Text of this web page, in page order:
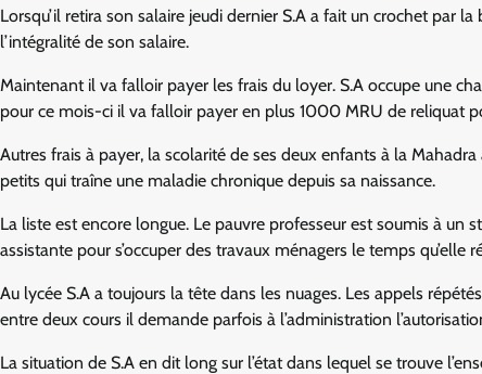
Lorsqu’il retira son salaire jeudi dernier S.A a fait un crochet par
l’intégralité de son salaire.
Maintenant il va falloir payer les frais du loyer. S.A occupe une
pour ce mois-ci il va falloir payer en plus 1000 MRU de reliquat
Autres frais à payer, la scolarité de ses deux enfants à la
petits qui traîne une maladie chronique depuis sa naissance.
La liste est encore longue. Le pauvre professeur est soumis à un
assistante pour s’occuper des travaux ménagers le temps qu’elle
Au lycée S.A a toujours la tête dans les nuages. Les appels
entre deux cours il demande parfois à l’administration
La situation de S.A en dit long sur l’état dans lequel se trouve